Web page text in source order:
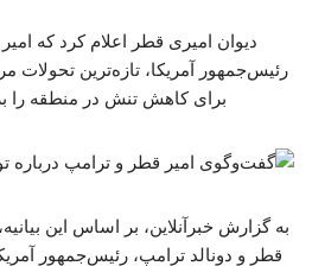
دیوان امیری قطر اعلام کرد که
رئیس‌جمهور آمریکا، تازه‌ترین تحولات
برای کاهش تنش در منطقه
به گزارش خبرآنلاین، بر اساس این
قطر و دونالد ترامپ، رئیس‌جمهور